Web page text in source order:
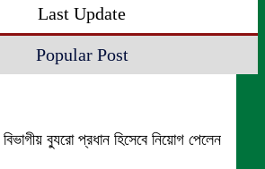
Last Update
Popular Post
বিভাগীয় ব্যুরো প্রধান হিসেবে নিয়োগ পেলেন